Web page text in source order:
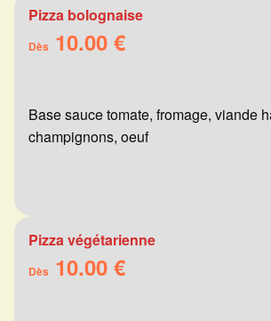
Pizza bolognaise
Dès 10.00 €
Base sauce tomate, fromage, viande
champignons, oeuf
Pizza végétarienne
Dès 10.00 €